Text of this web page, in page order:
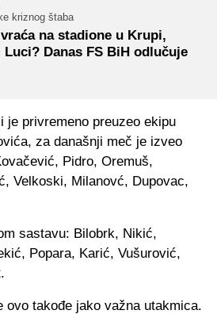
kriznog štaba
na stadione u Krupi,
Danas FS BiH odlučuje
je privremeno preuzeo ekipu
za današnji meč je izveo
Pidro, Oremuš,
Velkoski, Milanovć, Dupovac,
sastavu: Bilobrk, Nikić,
Popara, Karić, Vušurović,
ovo takođe jako važna utakmica.